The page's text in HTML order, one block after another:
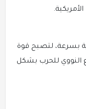
بسرعة، لتصبح قوة
النووي للحرب بشكل